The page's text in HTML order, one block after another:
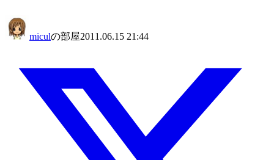
miculの部屋2011.06.15 21:44